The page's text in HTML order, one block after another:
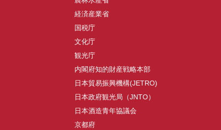
経済産業省
国税庁
文化庁
観光庁
内閣府知的財産戦略本部
日本貿易振興機構(JETRO)
日本政府観光局（JNTO）
日本酒造青年協議会
京都府